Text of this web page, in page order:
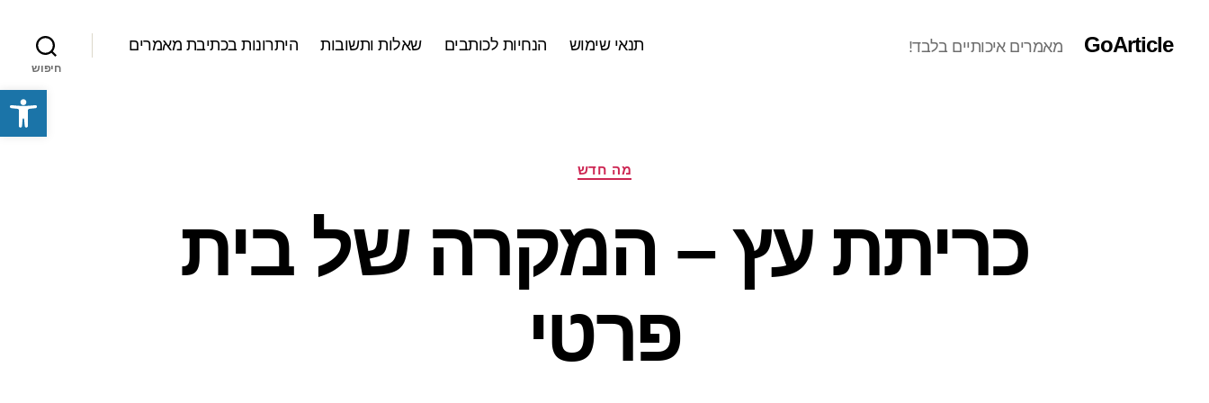
פתח סרגל נגישות
GoArticle מאמרים איכותיים בלבד! תנאי שימוש הנחיות לכותבים שאלות ותשובות היתרונות בכתיבת מאמרים
חיפוש
קטגוריות
מה חדש
כריתת עץ – המקרה של בית
פרטי